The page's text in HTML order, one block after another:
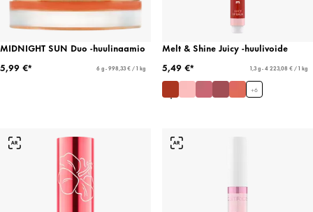
MIDNIGHT SUN Duo -huulinaamio
5,99 €*
6 g - 998,33 € / 1 kg
Melt & Shine Juicy -huulivoide
5,49 €*
1,3 g - 4 223,08 € / 1 kg
+6